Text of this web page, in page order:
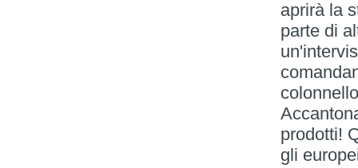
aprirà la
parte di
prodotti!
gli